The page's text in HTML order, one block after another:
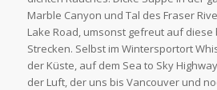
Marble Canyon und Tal des Fraser
Lake Road, umsonst gefreut auf
Strecken. Selbst im Wintersportort
der Küste, auf dem Sea to Sky
der Luft, der uns bis Vancouver und